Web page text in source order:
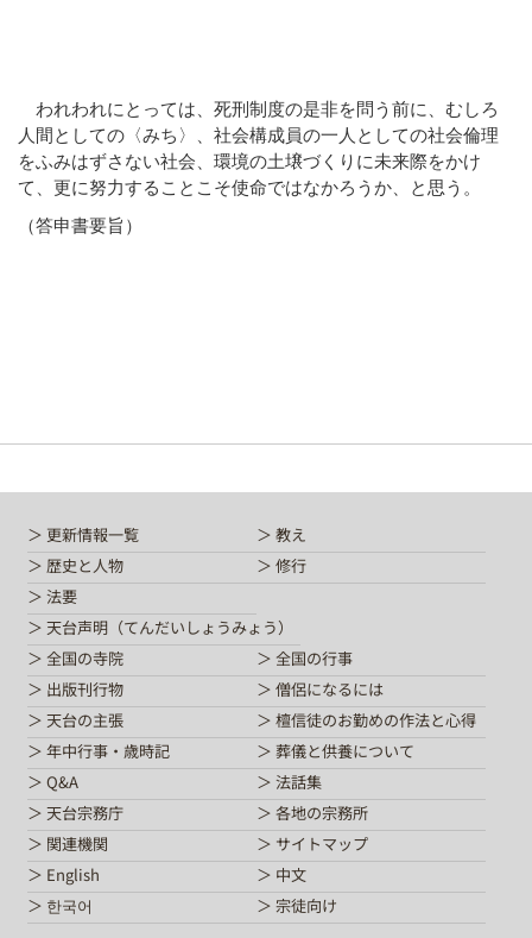
われわれにとっては、死刑制度の是非を問う前に、むしろ
人間としての〈みち〉、社会構成員の一人としての社会倫理
をふみはずさない社会、環境の土壌づくりに未来際をかけ
て、更に努力することこそ使命ではなかろうか、と思う。
（答申書要旨）
更新情報一覧
教え
歴史と人物
修行
法要
天台声明（てんだいしょうみょう）
全国の寺院
全国の行事
出版刊行物
僧侶になるには
天台の主張
檀信徒のお勤めの作法と心得
年中行事・歳時記
葬儀と供養について
Q&A
法話集
天台宗務庁
各地の宗務所
関連機関
サイトマップ
English
中文
한국어
宗徒向け